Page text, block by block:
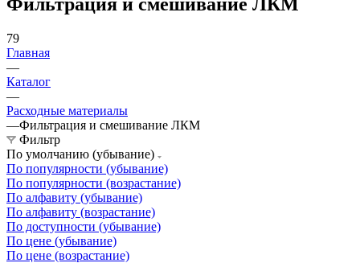
79
Главная
—
Каталог
—
Расходные материалы
—Фильтрация и смешивание ЛКМ
Фильтр
По умолчанию (убывание)
По популярности (убывание)
По популярности (возрастание)
По алфавиту (убывание)
По алфавиту (возрастание)
По доступности (убывание)
По цене (убывание)
По цене (возрастание)